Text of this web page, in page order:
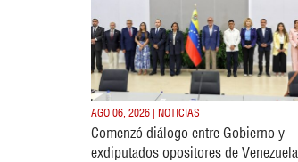
AGO 06, 2026 | NOTICIAS
Comenzó diálogo entre Gobierno y
exdiputados opositores de Venezuela